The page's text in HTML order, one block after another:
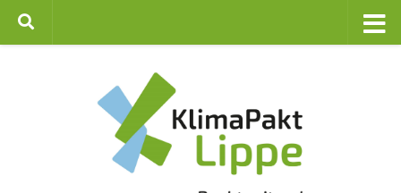
Zum Inhalt springen